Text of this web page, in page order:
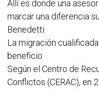
Allí es donde una
marcar una diferencia
Benedetti.
La migración
beneficio
Según el Centro de
Conflictos (CERAC), en